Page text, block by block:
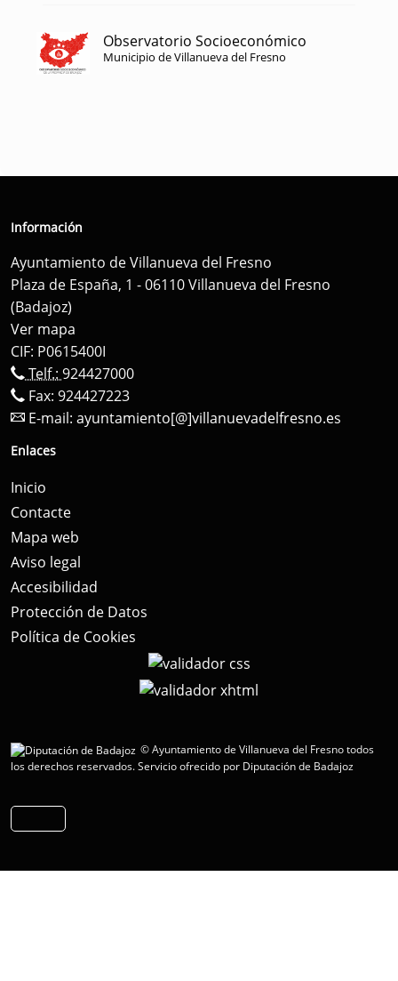
Observatorio Socioeconómico
Municipio de Villanueva del Fresno
Información
Ayuntamiento de Villanueva del Fresno
Plaza de España, 1 - 06110 Villanueva del Fresno
(Badajoz)
Ver mapa
CIF: P0615400I
Telf.: 924427000
Fax: 924427223
E-mail: ayuntamiento[@]villanuevadelfresno.es
Enlaces
Inicio
Contacte
Mapa web
Aviso legal
Accesibilidad
Protección de Datos
Política de Cookies
© Ayuntamiento de Villanueva del Fresno todos
los derechos reservados.Servicio ofrecido por Diputación de Badajoz